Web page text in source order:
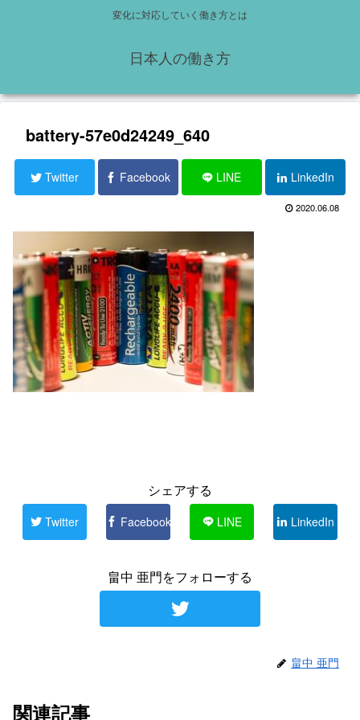
変化に対応していく働き方とは
日本人の働き方
battery-57e0d24249_640
Twitter Facebook LINE LinkedIn
2020.06.08
シェアする
Twitter Facebook LINE LinkedIn
畠中 亜門をフォローする
畠中 亜門
関連記事